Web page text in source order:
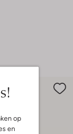
op
en